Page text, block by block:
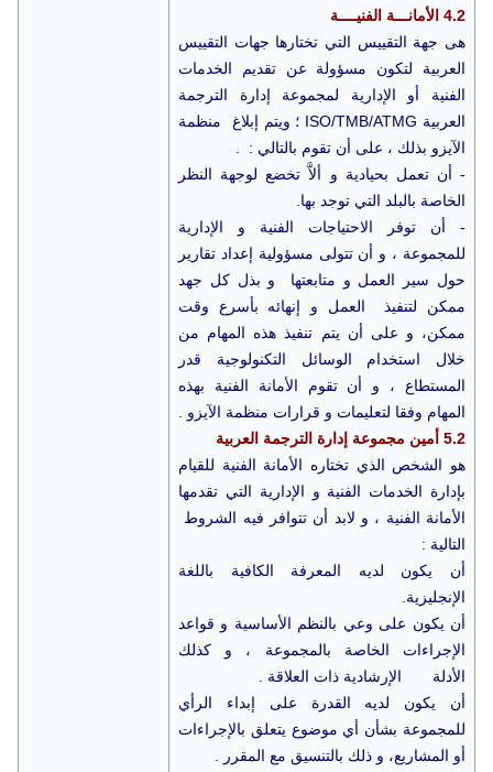
4.2 الأمانـــة الفنيــــة
هى جهة التقييس التي تختارها جهات التقييس
العربية لتكون مسؤولة عن تقديم الخدمات
الفنية أو الإدارية لمجموعة إدارة الترجمة
العربية ISO/TMB/ATMG ؛ ويتم إبلاغ منظمة
الآيزو بذلك ، على أن تقوم بالتالي : .
- أن تعمل بحيادية و ألاَّ تخضع لوجهة النظر
الخاصة بالبلد التي توجد بها.
- أن توفر الاحتياجات الفنية و الإدارية
للمجموعة ، و أن تتولى مسؤولية إعداد تقارير
حول سير العمل و متابعتها و بذل كل جهد
ممكن لتنفيذ العمل و إنهائه بأسرع وقت
ممكن، و على أن يتم تنفيذ هذه المهام من
خلال استخدام الوسائل التكنولوجية قدر
المستطاع ، و أن تقوم الأمانة الفنية بهذه
المهام وفقا لتعليمات و قرارات منظمة الآيزو .
5.2 أمين مجموعة إدارة الترجمة العربية
هو الشخص الذي تختاره الأمانة الفنية للقيام
بإدارة الخدمات الفنية و الإدارية التي تقدمها
الأمانة الفنية ، و لابد أن تتوافر فيه الشروط
التالية :
أن يكون لديه المعرفة الكافية باللغة
الإنجليزية.
أن يكون على وعي بالنظم الأساسية و قواعد
الإجراءات الخاصة بالمجموعة ، و كذلك
الأدلة الإرشادية ذات العلاقة .
أن يكون لديه القدرة على إبداء الرأي
للمجموعة بشأن أي موضوع يتعلق بالإجراءات
أو المشاريع، و ذلك بالتنسيق مع المقرر .